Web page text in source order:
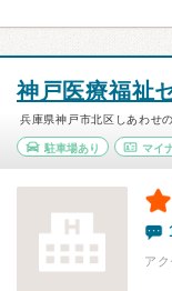
神戸医療福祉
兵庫県神戸市北区しあわせ
駐車場あり マイ
ア